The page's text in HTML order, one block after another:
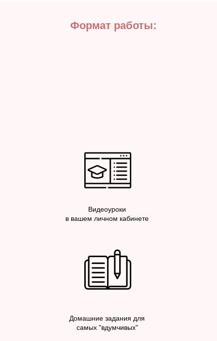
Формат работы:
Видеоуроки
в вашем личном кабинете
Домашние задания для
самых "вдумчивых"